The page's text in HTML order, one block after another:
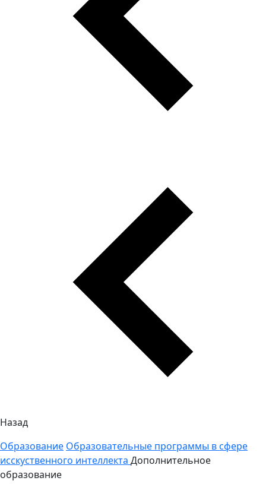
Назад
Образование Образовательные программы в сфере
исскуственного интеллекта Дополнительное
образование